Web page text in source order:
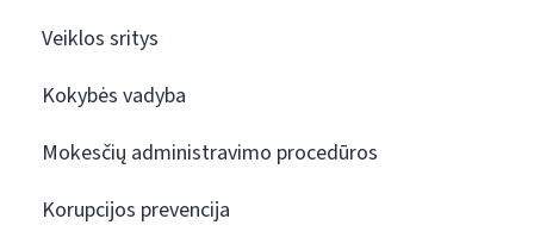
Veiklos sritys
Kokybės vadyba
Mokesčių administravimo procedūros
Korupcijos prevencija